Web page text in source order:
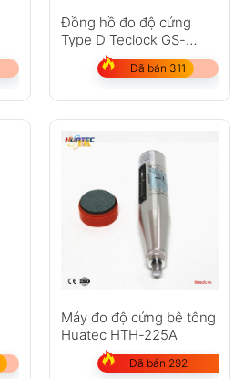
Đồng hồ đo độ cứng
Type D Teclock GS-
Đã bán 311
Máy đo độ cứng bê tông
Huatec HTH-225A
Đã bán 292